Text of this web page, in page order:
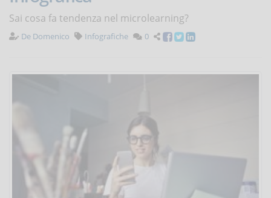
Sai cosa fa tendenza nel microlearning?
De Domenico Infografiche 0